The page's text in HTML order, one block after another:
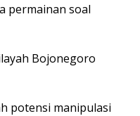
permainan soal
Bojonegoro
potensi manipulasi